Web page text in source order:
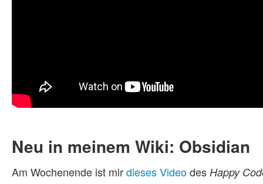
Neu in meinem Wiki: Obsidian
Am Wochenende ist mirdieses Videodes Happy